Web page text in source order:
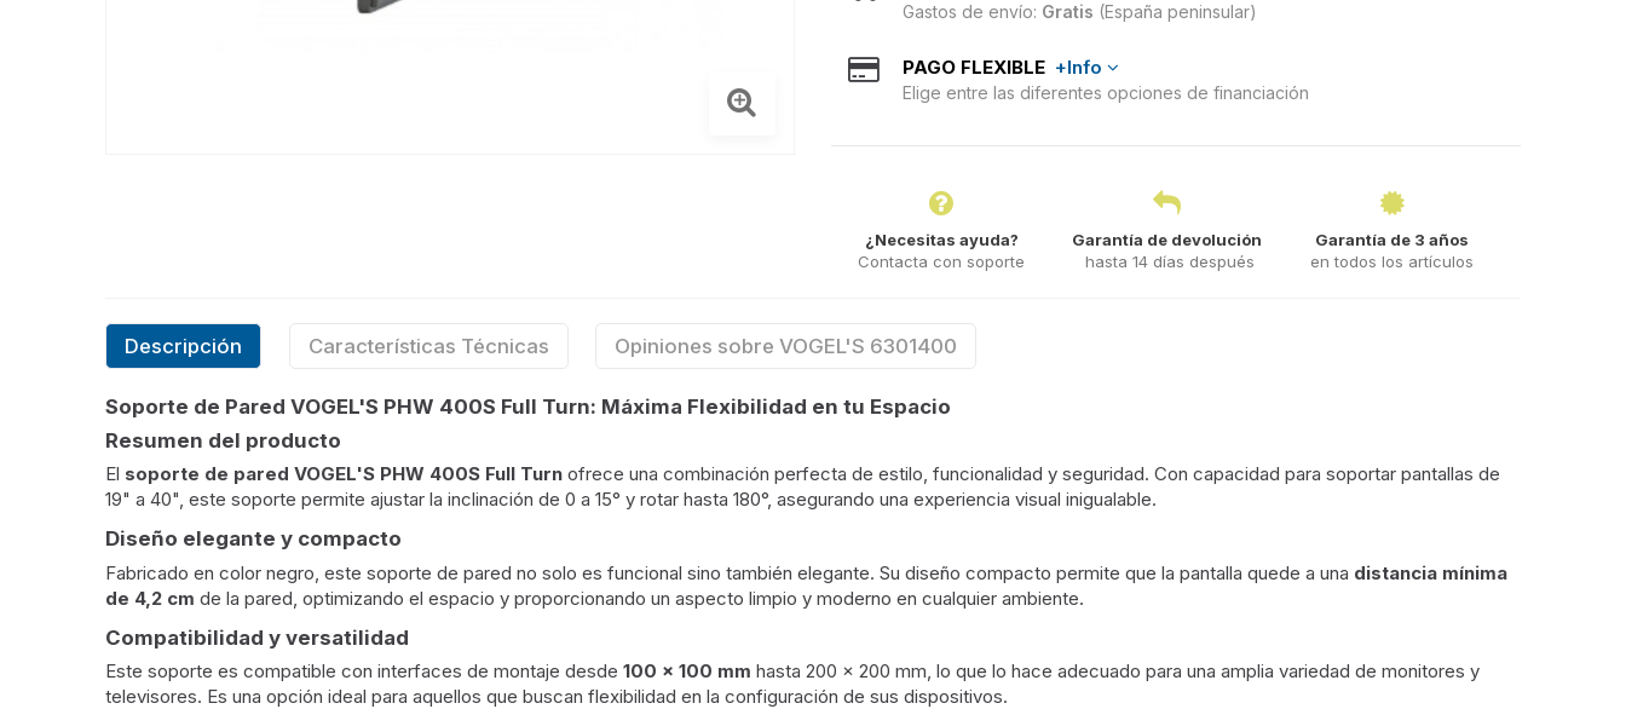
Gastos de envío: Gratis (España peninsular)
PAGO FLEXIBLE +Info
Elige entre las diferentes opciones de financiación
¿Necesitas ayuda?
Contacta con soporte
Garantía de devolución
hasta 14 días después
Garantía de 3 años
en todos los artículos
Descripción Características Técnicas Opiniones sobre VOGEL'S 6301400
Soporte de Pared VOGEL'S PHW 400S Full Turn: Máxima Flexibilidad en tu Espacio
Resumen del producto
El soporte de pared VOGEL'S PHW 400S Full Turn ofrece una combinación perfecta de estilo, funcionalidad y seguridad. Con capacidad para soportar pantallas de
19" a 40", este soporte permite ajustar la inclinación de 0 a 15° y rotar hasta 180°, asegurando una experiencia visual inigualable.
Diseño elegante y compacto
Fabricado en color negro, este soporte de pared no solo es funcional sino también elegante. Su diseño compacto permite que la pantalla quede a una distancia mínima
de 4,2 cm de la pared, optimizando el espacio y proporcionando un aspecto limpio y moderno en cualquier ambiente.
Compatibilidad y versatilidad
Este soporte es compatible con interfaces de montaje desde 100 x 100 mm hasta 200 x 200 mm, lo que lo hace adecuado para una amplia variedad de monitores y
televisores. Es una opción ideal para aquellos que buscan flexibilidad en la configuración de sus dispositivos.